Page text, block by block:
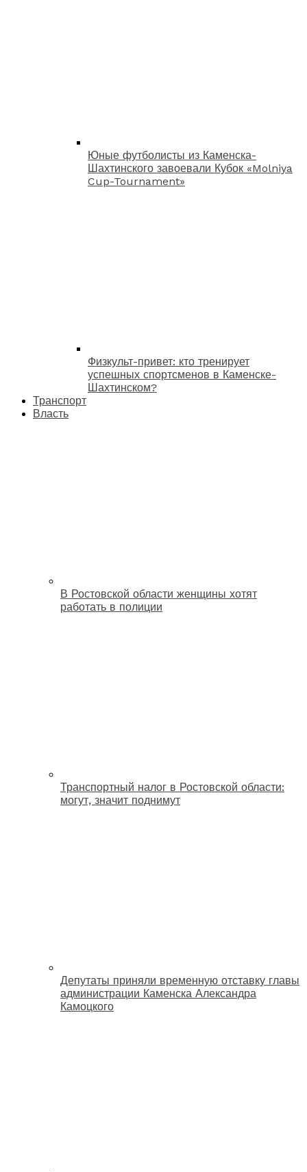
Юные футболисты из Каменска-
Шахтинского завоевали Кубок «Molniya
Cup-Tournament»
Физкульт-привет: кто тренирует
успешных спортсменов в Каменске-
Шахтинском?
Транспорт
Власть
В Ростовской области женщины хотят
работать в полиции
Транспортный налог в Ростовской области:
могут, значит поднимут
Депутаты приняли временную отставку главы
администрации Каменска Александра
Камоцкого